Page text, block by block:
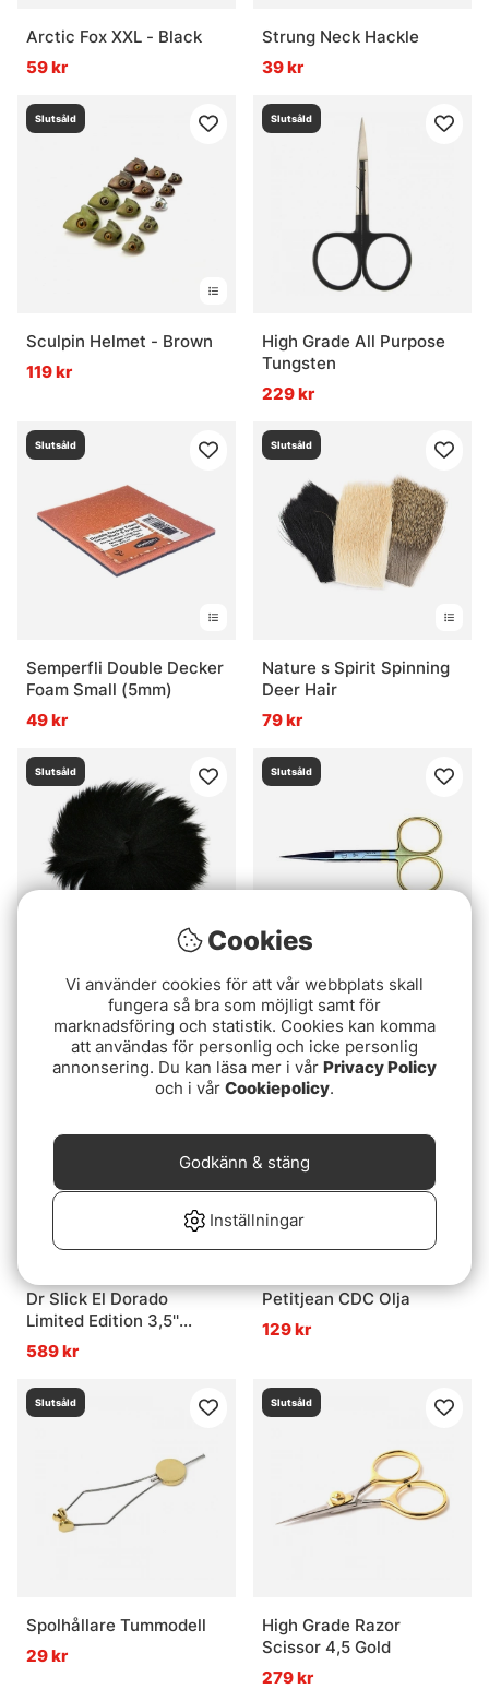
Arctic Fox XXL - Black
59 kr
Strung Neck Hackle
39 kr
Slutsåld
Sculpin Helmet - Brown
119 kr
Slutsåld
High Grade All Purpose
Tungsten
229 kr
Slutsåld
Semperfli Double Decker
Foam Small (5mm)
49 kr
Slutsåld
Nature s Spirit Spinning
Deer Hair
79 kr
Slutsåld
Silver Fox XL - Black
69 kr
Slutsåld
Dr Slick Hair Scissors
199 kr
Slutsåld
Dr Slick El Dorado
Limited Edition 3,5''
Arrow Scissor
589 kr
Slutsåld
Petitjean CDC Olja
129 kr
Slutsåld
Spolhållare Tummodell
29 kr
Slutsåld
High Grade Razor
Scissor 4,5 Gold
279 kr
Cookies
Vi använder cookies för att vår webbplats skall
fungera så bra som möjligt samt för
marknadsföring och statistik. Cookies kan komma
att användas för personlig och icke personlig
annonsering. Du kan läsa mer i vår Privacy Policy
och i vår Cookiepolicy.
Inställningar
Godkänn & stäng